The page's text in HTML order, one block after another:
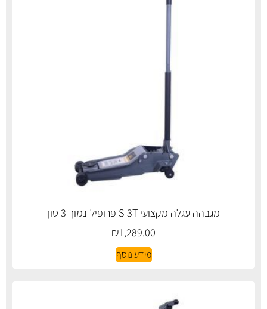
מגבהה עגלה מקצועי S-3T פרופיל-נמוך 3 טון
₪1,289.00
מידע נוסף